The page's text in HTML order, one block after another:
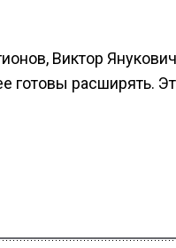
Виктор Янукович
готовы расширять.